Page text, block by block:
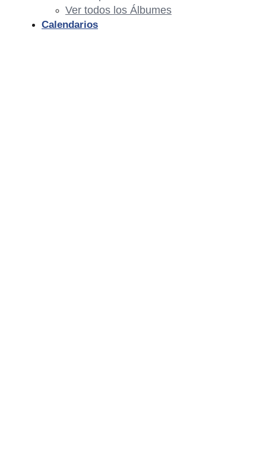
Ver todos los Álbumes
Calendarios